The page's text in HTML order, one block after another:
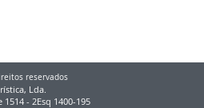
reservados
Lda.
- 2Esq 1400-195